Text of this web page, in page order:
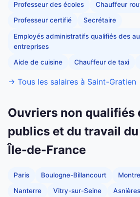
Professeur des écoles Chauffeur
Professeur certifié Secrétaire
Employés administratifs qualifiés des
entreprises
Aide de cuisine Chauffeur de taxi
→ Tous les salaires à Saint-Gratien
Ouvriers non qualifiés
publics et du travail
Île-de-France
Paris Boulogne-Billancourt
Nanterre Vitry-sur-Seine